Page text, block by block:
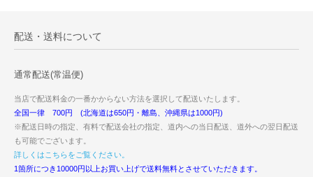
配送・送料について
通常配送(常温便)
当店で配送料金の一番かからない方法を選択して配送いたします。
全国一律 700円 (北海道は650円・離島、沖縄県は1000円)
※配送日時の指定、有料で配送会社の指定、道内への当日配送、道外への翌日配送
も可能でございます。
詳しくはこちらをご覧ください。
1箇所につき10000円以上お買い上げで送料無料とさせていただきます。